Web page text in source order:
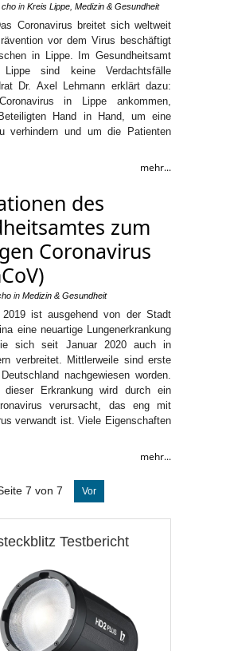
cho in Kreis Lippe Medizin & Gesundheit
Coronavirus breitet sich weltweit
vor dem Virus beschäftigt
in Lippe. Im Gesundheitsamt
sind keine Verdachtsfälle
Dr. Axel Lehmann erklärt dazu:
in Lippe ankommen,
Hand in Hand, um eine
verhindern und um die Patienten
mehr...
des
zum
Coronavirus
in Medizin & Gesundheit
2019 ist ausgehend von der Stadt
eine neuartige Lungenerkrankung
sich seit Januar 2020 auch in
verbreitet. Mittlerweile sind erste
nachgewiesen worden.
dieser Erkrankung wird durch ein
verursacht, das eng mit
verwandt ist. Viele Eigenschaften
mehr...
7 von 7 Vor
Testbericht